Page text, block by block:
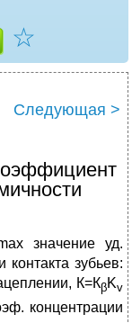
☆
Следующая >
значение уд.
контакта зубьев:
К=КβKv
концентрации